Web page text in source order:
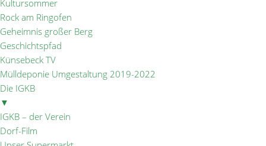
Kultursommer
Rock am Ringofen
Geheimnis großer Berg
Geschichtspfad
Künsebeck TV
Mülldeponie Umgestaltung 2019-2022
Die IGKB
▼
IGKB – der Verein
Dorf-Film